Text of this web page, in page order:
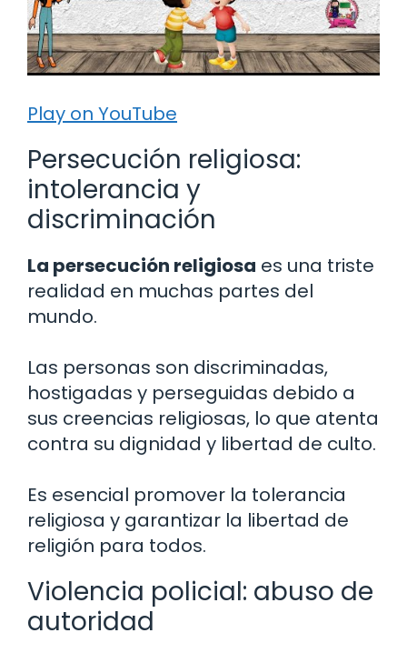
Play on YouTube
Persecución religiosa:
intolerancia y
discriminación
La persecución religiosa es una triste
realidad en muchas partes del
mundo.
Las personas son discriminadas,
hostigadas y perseguidas debido a
sus creencias religiosas, lo que atenta
contra su dignidad y libertad de culto.
Es esencial promover la tolerancia
religiosa y garantizar la libertad de
religión para todos.
Violencia policial: abuso de
autoridad